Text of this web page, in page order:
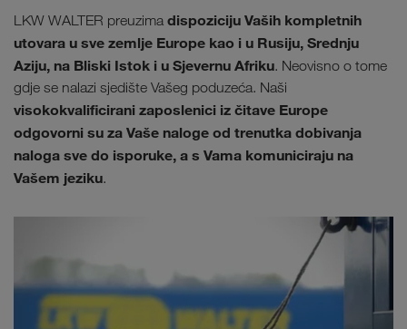
LKW WALTER preuzima dispoziciju Vaših kompletnih
utovara u sve zemlje Europe kao i u Rusiju, Srednju
Aziju, na Bliski Istok i u Sjevernu Afriku. Neovisno o tome
gdje se nalazi sjedište Vašeg poduzeća. Naši
visokokvalificirani zaposlenici iz čitave Europe
odgovorni su za Vaše naloge od trenutka dobivanja
naloga sve do isporuke, a s Vama komuniciraju na
Vašem jeziku.